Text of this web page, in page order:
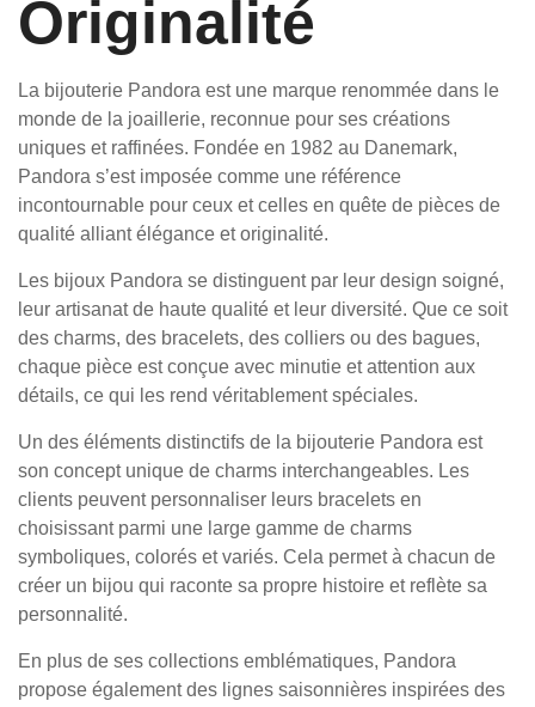
Originalité
La bijouterie Pandora est une marque renommée dans le
monde de la joaillerie, reconnue pour ses créations
uniques et raffinées. Fondée en 1982 au Danemark,
Pandora s’est imposée comme une référence
incontournable pour ceux et celles en quête de pièces de
qualité alliant élégance et originalité.
Les bijoux Pandora se distinguent par leur design soigné,
leur artisanat de haute qualité et leur diversité. Que ce soit
des charms, des bracelets, des colliers ou des bagues,
chaque pièce est conçue avec minutie et attention aux
détails, ce qui les rend véritablement spéciales.
Un des éléments distinctifs de la bijouterie Pandora est
son concept unique de charms interchangeables. Les
clients peuvent personnaliser leurs bracelets en
choisissant parmi une large gamme de charms
symboliques, colorés et variés. Cela permet à chacun de
créer un bijou qui raconte sa propre histoire et reflète sa
personnalité.
En plus de ses collections emblématiques, Pandora
propose également des lignes saisonnières inspirées des